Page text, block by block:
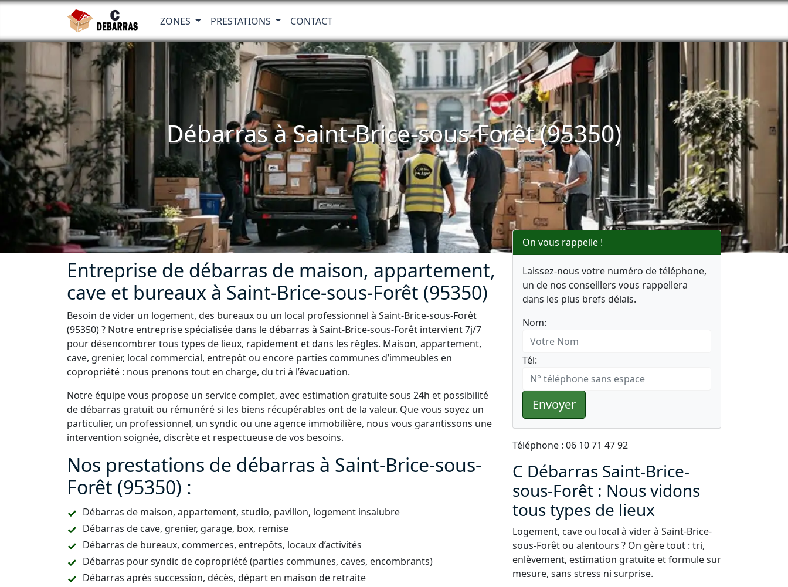
ZONES PRESTATIONS CONTACT
Débarras à Saint-Brice-sous-Forêt (95350)
Entreprise de débarras de maison, appartement,
cave et bureaux à Saint-Brice-sous-Forêt (95350)
Besoin de vider un logement, des bureaux ou un local professionnel à Saint-Brice-sous-Forêt
(95350) ? Notre entreprise spécialisée dans le débarras à Saint-Brice-sous-Forêt intervient 7j/7
pour désencombrer tous types de lieux, rapidement et dans les règles. Maison, appartement,
cave, grenier, local commercial, entrepôt ou encore parties communes d’immeubles en
copropriété : nous prenons tout en charge, du tri à l’évacuation.
Notre équipe vous propose un service complet, avec estimation gratuite sous 24h et possibilité
de débarras gratuit ou rémunéré si les biens récupérables ont de la valeur. Que vous soyez un
particulier, un professionnel, un syndic ou une agence immobilière, nous vous garantissons une
intervention soignée, discrète et respectueuse de vos besoins.
Nos prestations de débarras à Saint-Brice-sous-
Forêt (95350) :
Débarras de maison, appartement, studio, pavillon, logement insalubre
Débarras de cave, grenier, garage, box, remise
Débarras de bureaux, commerces, entrepôts, locaux d’activités
Débarras pour syndic de copropriété (parties communes, caves, encombrants)
Débarras après succession, décès, départ en maison de retraite
On vous rappelle !
Laissez-nous votre numéro de téléphone,
un de nos conseillers vous rappellera
dans les plus brefs délais.
Nom:
Tél:
Envoyer
Téléphone : 06 10 71 47 92
C Débarras Saint-Brice-
sous-Forêt : Nous vidons
tous types de lieux
Logement, cave ou local à vider à Saint-Brice-
sous-Forêt ou alentours ? On gère tout : tri,
enlèvement, estimation gratuite et formule sur
mesure, sans stress ni surprise.